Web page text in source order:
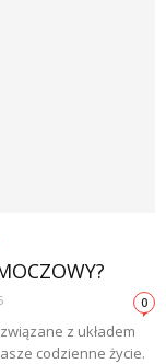
0
z układem
codzienne życie.